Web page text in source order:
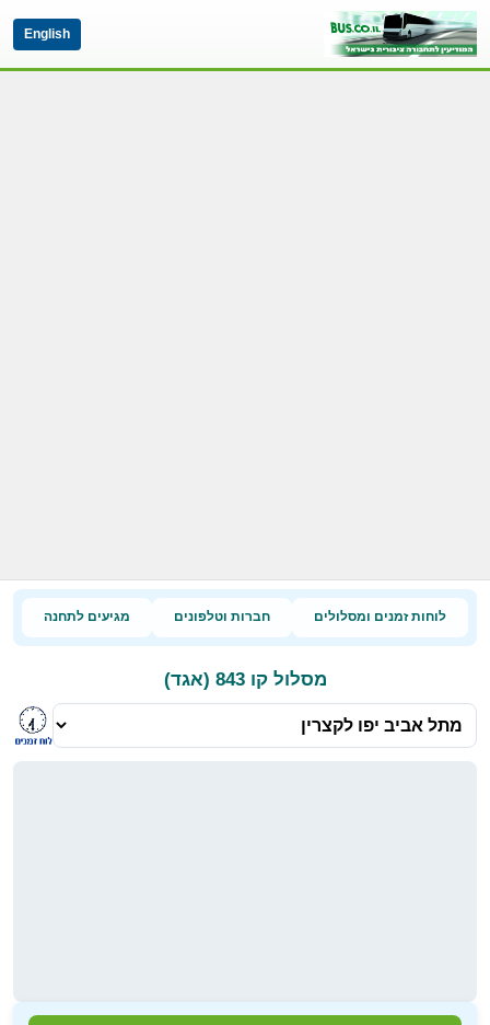
English
לוחות זמנים ומסלולים חברות וטלפונים מגיעים לתחנה
מסלול קו 843 (אגד)